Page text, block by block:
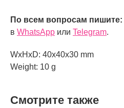
По всем вопросам пишите:
в WhatsApp или Telegram.
WxHxD: 40x40x30 mm
Weight: 10 g
Смотрите также